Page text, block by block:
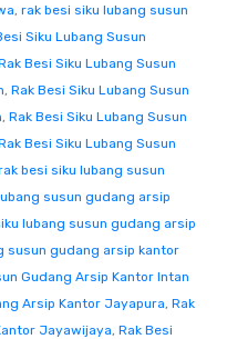
, rak besi siku lubang susun
Siku Lubang Susun
Besi Siku Lubang Susun
, Rak Besi Siku Lubang Susun
, Rak Besi Siku Lubang Susun
Besi Siku Lubang Susun
besi siku lubang susun
susun gudang arsip
lubang susun gudang arsip
susun gudang arsip kantor
Gudang Arsip Kantor Intan
Arsip Kantor Jayapura, Rak
Jayawijaya, Rak Besi